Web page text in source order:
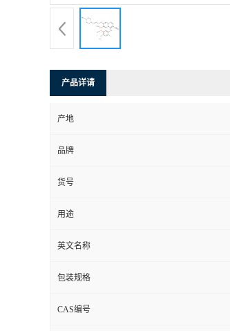
产品详请
产地
品牌
货号
用途
英文名称
包装规格
CAS编号